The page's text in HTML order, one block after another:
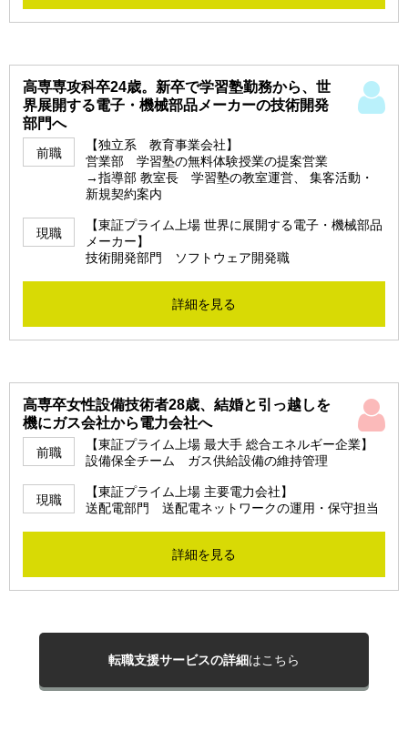
高専専攻科卒24歳。新卒で学習塾勤務から、世
界展開する電子・機械部品メーカーの技術開発
部門へ
前職
【独立系 教育事業会社】
営業部 学習塾の無料体験授業の提案営業
→指導部 教室長 学習塾の教室運営、 集客活動・
新規契約案内
現職
【東証プライム上場 世界に展開する電子・機械部品
メーカー】
技術開発部門 ソフトウェア開発職
詳細を見る
高専卒女性設備技術者28歳、結婚と引っ越しを
機にガス会社から電力会社へ
前職
【東証プライム上場 最大手 総合エネルギー企業】
設備保全チーム ガス供給設備の維持管理
現職
【東証プライム上場 主要電力会社】
送配電部門 送配電ネットワークの運用・保守担当
詳細を見る
転職支援サービスの詳細はこちら